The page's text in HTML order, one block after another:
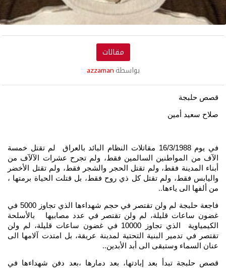
مقالات
بواسطة azzaman
قصص حلبجة
صلاح سعيد أمين
في يوم 16/3/1988 مقاتلات النظام البائد بالعراق لم تقتل خمسة
الآف من المواطنين السالمين فقط، ولم تجرح عشرات الآلآف من
أبناء المدينة فقط، ولم تقتل الحجر والشجر فقط، ولم تقتل الأخضر
واليابس فقط، ولم تقتل كل ذي روح فقط، بل قتلت الحياة برمتها ،
من ألفها الى ياءها..
فاجعة حلبجة لم ولن تقتصر في حجم شهداءها الذي تجاوز 5000 في
غضون ساعات قليلة، لم ولن تقتصر في عدد مصابيها بالأسلحة
الكيمياوية الذي تجاوز 10000 في غضون ساعات قليلة، لم ولن
تقتصر في تدمير البنية التحتية لمدينة عريقة، بل امتدت آلامها الى
عنان السماء وستبقى الى أبد الأبدين..
قصص حلبجة تبدأ بعد إبادتها، بعد دمارها ،بعد دفن شهداءها في